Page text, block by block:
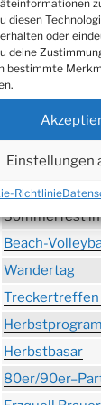
diesen
oder
deine
bestimmte
Einstellungen
Richtlinie
Biergarten-
Brauerei
Trödelmarkt in
Sommerfest
Beach-
Wandertag
Treckertreffen
Herbstbasar
80er/